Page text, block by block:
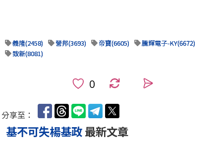
義隆(2458) 營邦(3693) 帝寶(6605)
騰輝電子-KY(6672)
致新(8081)
分享至：
基不可失楊基政最新文章